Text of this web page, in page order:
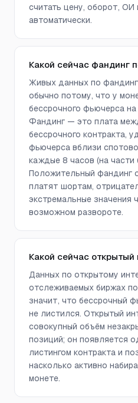
считать цену, оборот, ОИ
автоматически.
Какой сейчас фандинг
Живых данных по
обычно потому, что у
бессрочного фьючерса
Фандинг — это плата
бессрочного контракта,
фьючерса вблизи
каждые 8 часов (на
Положительный фандинг
платят шортам,
экстремальные значения
возможном развороте.
Какой сейчас открытый
Данных по открытому
отслеживаемых биржах
значит, что бессрочный
не листился. Открытый
совокупный объём
позиций; он появляется
листингом контракта и
насколько активно
монете.